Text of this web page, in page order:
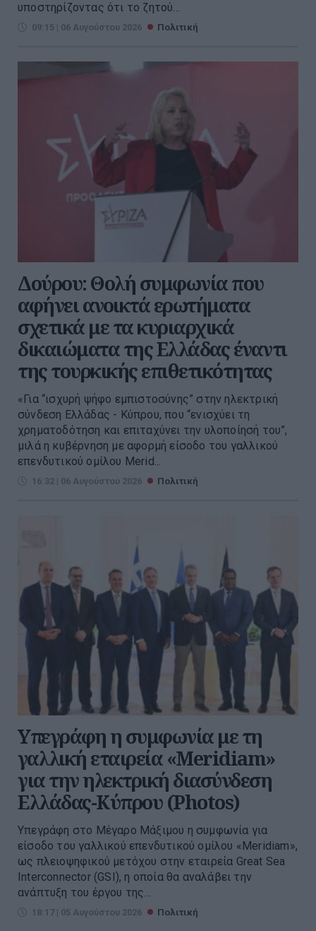
υποστηρίζοντας ότι το ζητού...
09:15 | 06 Αυγούστου 2026 Πολιτική
Δούρου: Θολή συμφωνία που
αφήνει ανοικτά ερωτήματα
σχετικά με τα κυριαρχικά
δικαιώματα της Ελλάδας έναντι
της τουρκικής επιθετικότητας
«Για “ισχυρή ψήφο εμπιστοσύνης” στην ηλεκτρική
σύνδεση Ελλάδας - Κύπρου, που “ενισχύει τη
χρηματοδότηση και επιταχύνει την υλοποίησή του”,
μιλά η κυβέρνηση με αφορμή είσοδο του γαλλικού
επενδυτικού ομίλου Merid...
16:32 | 06 Αυγούστου 2026 Πολιτική
Υπεγράφη η συμφωνία με τη
γαλλική εταιρεία «Meridiam»
για την ηλεκτρική διασύνδεση
Ελλάδας-Κύπρου (Photos)
Υπεγράφη στο Μέγαρο Μάξιμου η συμφωνία για
είσοδο του γαλλικού επενδυτικού ομίλου «Meridiam»,
ως πλειοψηφικού μετόχου στην εταιρεία Great Sea
Interconnector (GSI), η οποία θα αναλάβει την
ανάπτυξη του έργου της...
18:17 | 05 Αυγούστου 2026 Πολιτική